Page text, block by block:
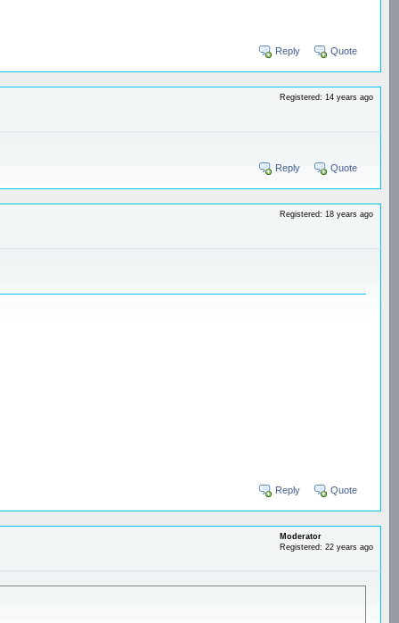
Reply Quote
Registered: 14 years ago
Reply Quote
Registered: 18 years ago
Reply Quote
Moderator
Registered: 22 years ago